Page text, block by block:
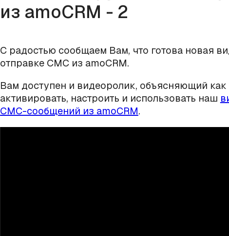
из amoCRM - 2
С радостью сообщаем Вам, что готова новая
отправке СМС из amoCRM.
Вам доступен и видеоролик, объясняющий как
активировать, настроить и использовать наш
СМС-сообщений из amoCRM.